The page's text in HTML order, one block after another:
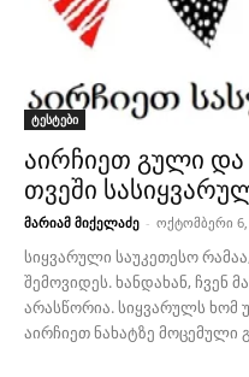
ტესტები
აირჩიეთ გული
თვეში
მარიამ მიქელაძე - ოქტომბერი 6,
სიყვარული საუკეთესო
შემოვიდეს. ხანდახან, ჩვენ
არასწორია. სიყვარულს ხომ
აირჩიეთ ნახატზე